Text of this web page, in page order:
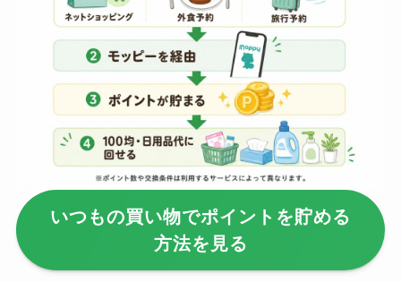
る？使い方や選び方
を解説！
【100均】ダイソー/
セリア等でフロアラ
バーほうきは買え
る？選び方＆使い方
を徹底ガイド！
【100均】ダイソー/
セリア等でハンディ
ファンカバーは買え
いつもの買い物でポイントを貯める
方法を見る